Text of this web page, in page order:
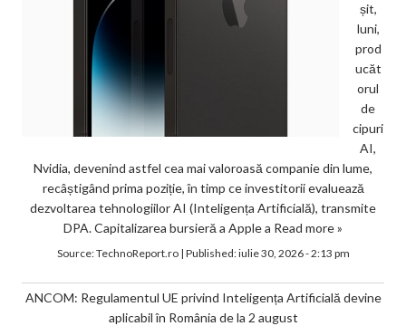
șit,
luni,
prod
ucăt
orul
de
cipuri
AI,
Nvidia, devenind astfel cea mai valoroasă companie din lume,
recâștigând prima poziție, în timp ce investitorii evaluează
dezvoltarea tehnologiilor AI (Inteligența Artificială), transmite
DPA. Capitalizarea bursieră a Apple a Read more »
Source:TechnoReport.ro| Published:iulie 30, 2026 - 2:13 pm
ANCOM: Regulamentul UE privind Inteligența Artificială devine
aplicabil în România de la 2 august